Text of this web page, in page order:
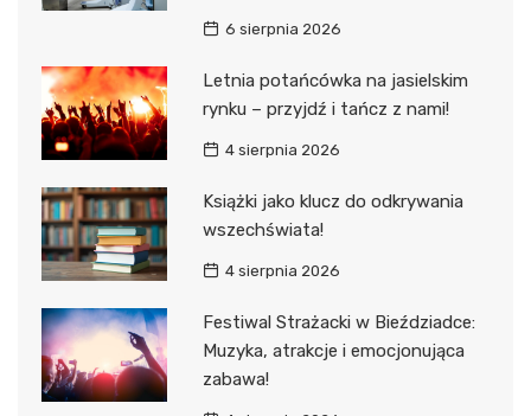
6 sierpnia 2026
Letnia potańcówka na jasielskim
rynku – przyjdź i tańcz z nami!
4 sierpnia 2026
Książki jako klucz do odkrywania
wszechświata!
4 sierpnia 2026
Festiwal Strażacki w Bieździadce:
Muzyka, atrakcje i emocjonująca
zabawa!